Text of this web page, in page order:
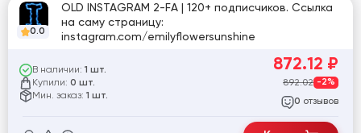
0.0
OLD INSTAGRAM 2-FA | 120+ подписчиков. Ссылка
на саму страницу:
instagram.com/emilyflowersunshine
В наличии: 1 шт.
Купили: 0 шт.
Мин. заказ: 1 шт.
872.12 ₽
892.02 -2%
0 отзывов